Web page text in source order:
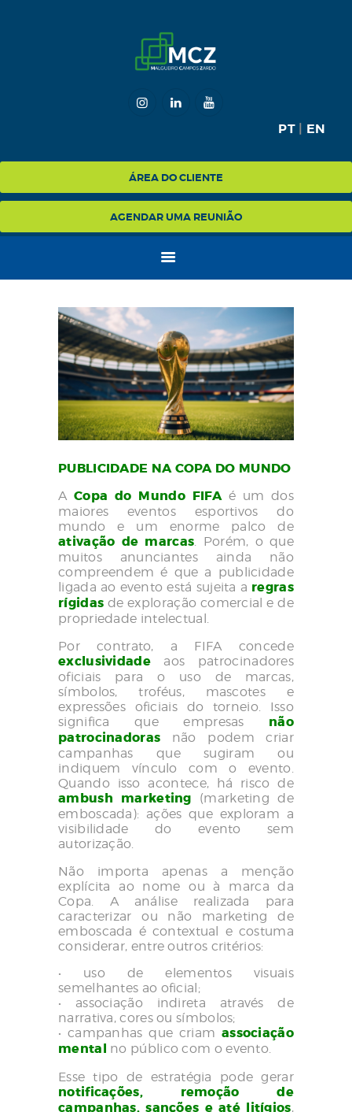
PT| EN
ÁREA DO CLIENTE
AGENDAR UMA REUNIÃO
NA MÍDIA
BLOG
CONTATO
PUBLICIDADE NA COPA DO MUNDO
ACopa do Mundo FIFAé um dos
maiores eventos esportivos do
mundo e um enorme palco de
ativação de marcas. Porém, o que
muitos anunciantes ainda não
compreendem é que a publicidade
ligada ao evento está sujeita a regras
rígidas de exploração comercial e de
propriedade intelectual.
Por contrato, a FIFA concede
exclusividade aos patrocinadores
oficiais para o uso de marcas,
símbolos, troféus, mascotes e
expressões oficiais do torneio. Isso
significa que empresas não
patrocinadoras não podem criar
campanhas que sugiram ou
indiquem vínculo com o evento.
Quando isso acontece, há risco de
ambush marketing (marketing de
emboscada): ações que exploram a
visibilidade do evento sem
autorização.
Não importa apenas a menção
explícita ao nome ou à marca da
Copa. A análise realizada para
caracterizar ou não marketing de
emboscada é contextual e costuma
considerar, entre outros critérios:
• uso de elementos visuais
semelhantes ao oficial;
• associação indireta através de
narrativa, cores ou símbolos;
• campanhas que criam associação
mental no público com o evento.
Esse tipo de estratégia pode gerar
notificações, remoção de
campanhas, sanções e até litígios,